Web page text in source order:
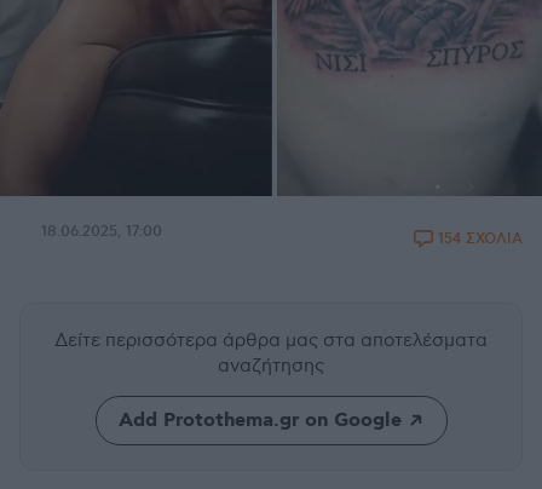
18.06.2025, 17:00 154 ΣΧΟΛΙΑ
Δείτε περισσότερα άρθρα μας στα αποτελέσματα
αναζήτησης
Add Protothema.gr on Google